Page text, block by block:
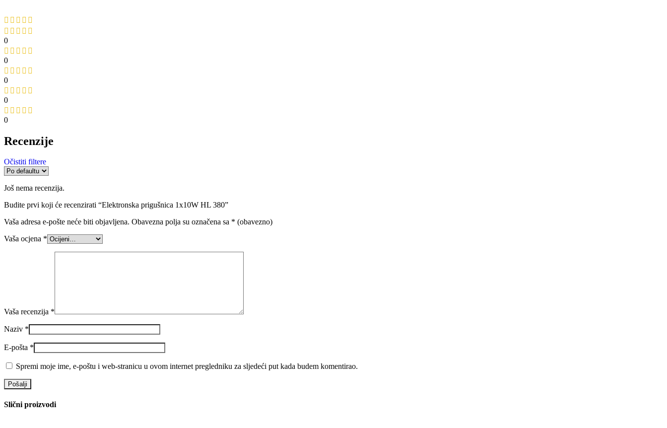
0
0
0
0
0
Recenzije
Očistiti filtere
Još nema recenzija.
Budite prvi koji će recenzirati “Elektronska prigušnica 1x10W HL 380”
Vaša adresa e-pošte neće biti objavljena. Obavezna polja su označena sa * (obavezno)
Vaša ocjena *
Vaša recenzija *
Naziv *
E-pošta *
Spremi moje ime, e-poštu i web-stranicu u ovom internet pregledniku za sljedeći put kada budem komentirao.
Slični proizvodi